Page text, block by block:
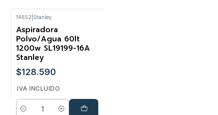
14652 Stanley
Aspiradora
Polvo/Agua 60lt
1200w SL19199-16A
Stanley
$128.590
IVA INCLUIDO